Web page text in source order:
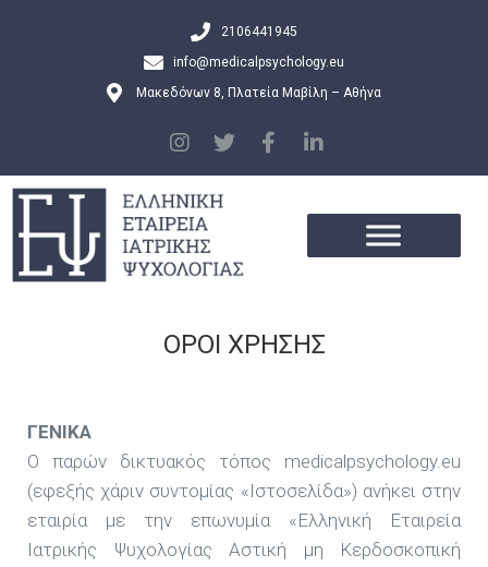
2106441945
info@medicalpsychology.eu
Μακεδόνων 8, Πλατεία Μαβίλη – Αθήνα
ΟΡΟΙ ΧΡΗΣΗΣ
ΓΕΝΙΚΑ
O παρών δικτυακός τόπος medicalpsychology.eu
(εφεξής χάριν συντομίας «Ιστοσελίδα») ανήκει στην
εταιρία με την επωνυμία «Ελληνική Εταιρεία
Ιατρικής Ψυχολογίας Αστική μη Κερδοσκοπική